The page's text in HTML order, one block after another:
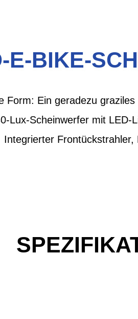
E-BIKE-
Form: Ein geradezu
Lux-Scheinwerfer mit LED-
Integrierter